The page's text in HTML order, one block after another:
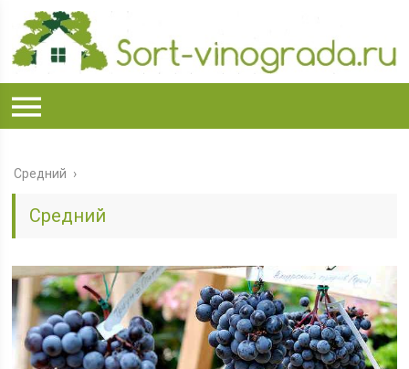
Средний
Средний